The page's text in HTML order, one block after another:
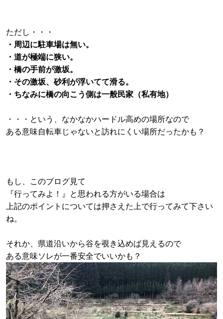
ただし・・・
・周辺に駐車場は無い。
・道が極端に狭い。
・橋の手前が激坂。
・その激坂、砂利が浮いてて滑る。
・ちなみに橋の向こう側は一般民家（私有地）
・・・という、なかなかハードル高めの場所なので
ある意味自転車じゃないと訪れにくい場所だったかも？
もし、このブログ見て
『行ってみよ！』と思われる方がいる場合は
上記のポイントについては押さえた上で行ってみて下さい
ね。
それか、県道沿いから谷を覗き込めば見えるので
ある意味ソレが一番安全でいいかも？